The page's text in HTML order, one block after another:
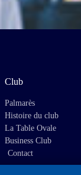
Club
Palmarès
Histoire du club
La Table Ovale
Business Club
Contact